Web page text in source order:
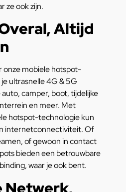
ze ook zijn.
Altijd
onze mobiele hotspot-
ultrasnelle 4G & 5G
camper, boot, tijdelijke
en meer. Met
hotspot-technologie kun
internetconnectiviteit. Of
of gewoon in contact
bieden een betrouwbare
waar je ook bent.
Netwerk,